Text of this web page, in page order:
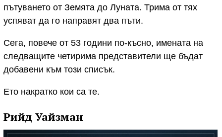
пътуването от Земята до Луната. Трима от тях
успяват да го направят два пъти.
Сега, повече от 53 години по-късно, имената на
следващите четирима представители ще бъдат
добавени към този списък.
Ето накратко кои са те.
Рийд Уайзман